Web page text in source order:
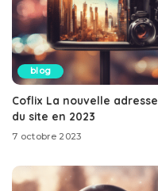
blog
Coflix La nouvelle adresse
du site en 2023
7 octobre 2023